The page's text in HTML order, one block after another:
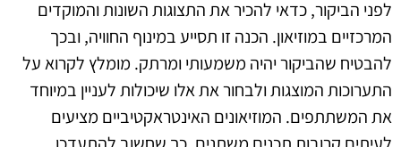
לפני הביקור, כדאי להכיר את התצוגות השונות והמוקדים
המרכזיים במוזיאון. הכנה זו תסייע במינוף החוויה, ובכך
להבטיח שהביקור יהיה משמעותי ומרתק. מומלץ לקרוא על
התערוכות המוצגות ולבחור את אלו שיכולות לעניין במיוחד
את המשתתפים. המוזיאונים האינטראקטיביים מציעים